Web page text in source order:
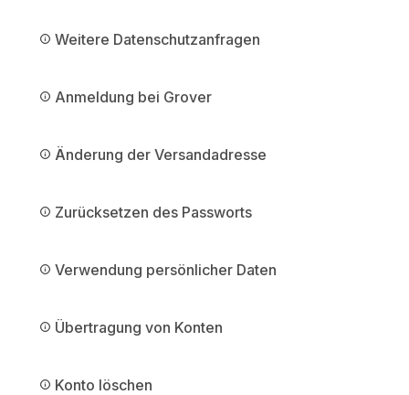
Weitere Datenschutzanfragen
Anmeldung bei Grover
Änderung der Versandadresse
Zurücksetzen des Passworts
Verwendung persönlicher Daten
Übertragung von Konten
Konto löschen